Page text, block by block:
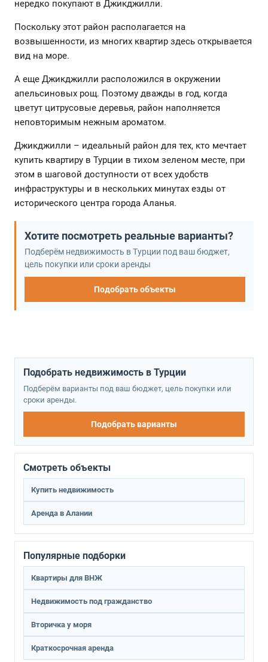
нередко покупают в Джикджилли.
Поскольку этот район располагается на
возвышенности, из многих квартир здесь открывается
вид на море.
А еще Джикджилли расположился в окружении
апельсиновых рощ. Поэтому дважды в год, когда
цветут цитрусовые деревья, район наполняется
неповторимым нежным ароматом.
Джикджилли – идеальный район для тех, кто мечтает
купить квартиру в Турции в тихом зеленом месте, при
этом в шаговой доступности от всех удобств
инфраструктуры и в нескольких минутах езды от
исторического центра города Аланья.
Хотите посмотреть реальные варианты?
Подберём недвижимость в Турции под ваш бюджет,
цель покупки или сроки аренды
Подобрать объекты
Подобрать недвижимость в Турции
Подберём варианты под ваш бюджет, цель покупки или
сроки аренды.
Подобрать варианты
Смотреть объекты
Купить недвижимость
Аренда в Алании
Популярные подборки
Квартиры для ВНЖ
Недвижимость под гражданство
Вторичка у моря
Краткосрочная аренда